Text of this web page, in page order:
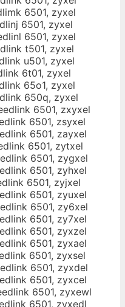
6501, zyxel
6501, zyxel
6501, zyxel
t501, zyxel
u501, zyxel
6t01, zyxel
65o1, zyxel
650q, zyxel
6501, zxyxel
6501, zsyxel
6501, zayxel
6501, zytxel
6501, zygxel
6501, zyhxel
6501, zyjxel
6501, zyuxel
6501, zy6xel
6501, zy7xel
6501, zyxzel
6501, zyxael
6501, zyxsel
6501, zyxdel
6501, zyxcel
6501, zyxewl
6501, zyxedl